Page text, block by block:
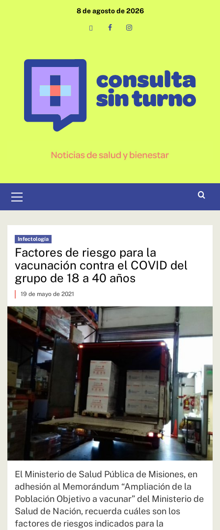
8 de agosto de 2026
primario
Infectología
Factores de riesgo para la
vacunación contra el COVID del
grupo de 18 a 40 años
19 de mayo de 2021
El Ministerio de Salud Pública de Misiones, en
adhesión al Memorándum “Ampliación de la
Población Objetivo a vacunar” del Ministerio de
Salud de Nación, recuerda cuáles son los
factores de riesgos indicados para la